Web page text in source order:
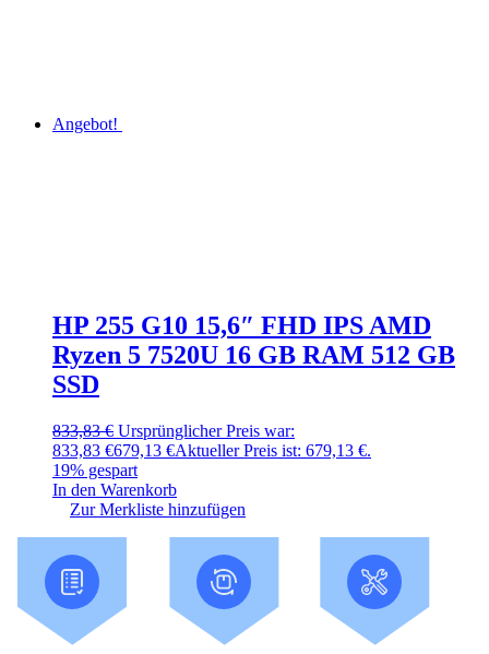
Angebot!
HP 255 G10 15,6″ FHD IPS AMD
Ryzen 5 7520U 16 GB RAM 512 GB
SSD
833,83€ Ursprünglicher Preis war:
833,83 €679,13 €Aktueller Preis ist: 679,13 €.
19% gespart
In den Warenkorb
Zur Merkliste hinzufügen